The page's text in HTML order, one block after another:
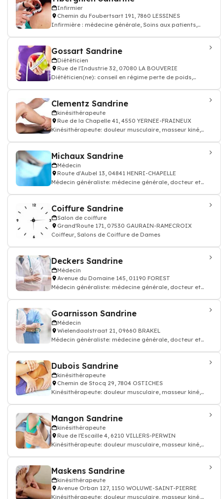
Infirmier
Chemin du Foubertsart 191, 7860 LESSINES
Infirmière : médecine générale, Soins aux patients,
Gossart Sandrine
Diététicien
Rue de l'Industrie 32, 07080 LA BOUVERIE
Diététicien(ne): conseil en régime perte de poids,
Clementz Sandrine
kinésithérapeute
Rue de la Chapelle 41, 4550 YERNEE-FRAINEUX
Kinésithérapeute: douleur musculaire, masseur kiné,
Michaux Sandrine
Médecin
Route d'Aubel 13, 04841 HENRI-CHAPELLE
Médecin généraliste: médecine générale, docteur et
Coiffure Sandrine
Salon de coiffure
Grand'Route 171, 07530 GAURAIN-RAMECROIX
Coiffeur, Salons de Coiffure de Dames
Deckers Sandrine
Médecin
Avenue du Domaine 145, 01190 FOREST
Médecin généraliste: médecine générale, docteur et
Goarnisson Sandrine
Médecin
Wielendaalstraat 21, 09660 BRAKEL
Médecin généraliste: médecine générale, docteur et
Dubois Sandrine
kinésithérapeute
Chemin de Stocq 29, 7804 OSTICHES
Kinésithérapeute: douleur musculaire, masseur kiné,
Mangon Sandrine
kinésithérapeute
Rue de l'Escaille 4, 6210 VILLERS-PERWIN
Kinésithérapeute: douleur musculaire, masseur kiné,
Maskens Sandrine
kinésithérapeute
Avenue Orban 127, 1150 WOLUWE-SAINT-PIERRE
Kinésithérapeute: douleur musculaire, masseur kiné,